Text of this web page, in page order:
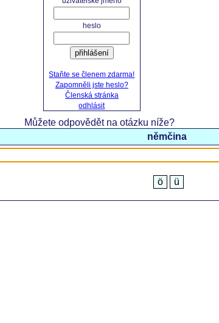
heslo
přihlášení
Staňte se členem zdarma!
Zapomněli jste heslo?
Členská stránka
odhlásit
Můžete odpovědět na otázku níže?
němčina